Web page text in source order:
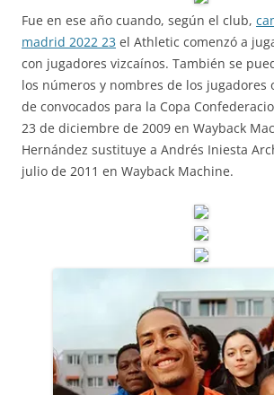
Fue en ese año cuando, según el club,
madrid 2022 23 el Athletic comenzó a
con jugadores vizcaínos. También se
los números y nombres de los jugadores
de convocados para la Copa
23 de diciembre de 2009 en Wayback
Hernández sustituye a Andrés Iniesta
julio de 2011 en Wayback Machine.